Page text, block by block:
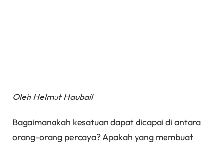
Oleh Helmut Haubail
Bagaimanakah kesatuan dapat dicapai di antara
orang-orang percaya? Apakah yang membuat